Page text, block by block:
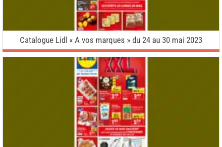
Catalogue Lidl « A vos marques » du 24 au 30 mai 2023